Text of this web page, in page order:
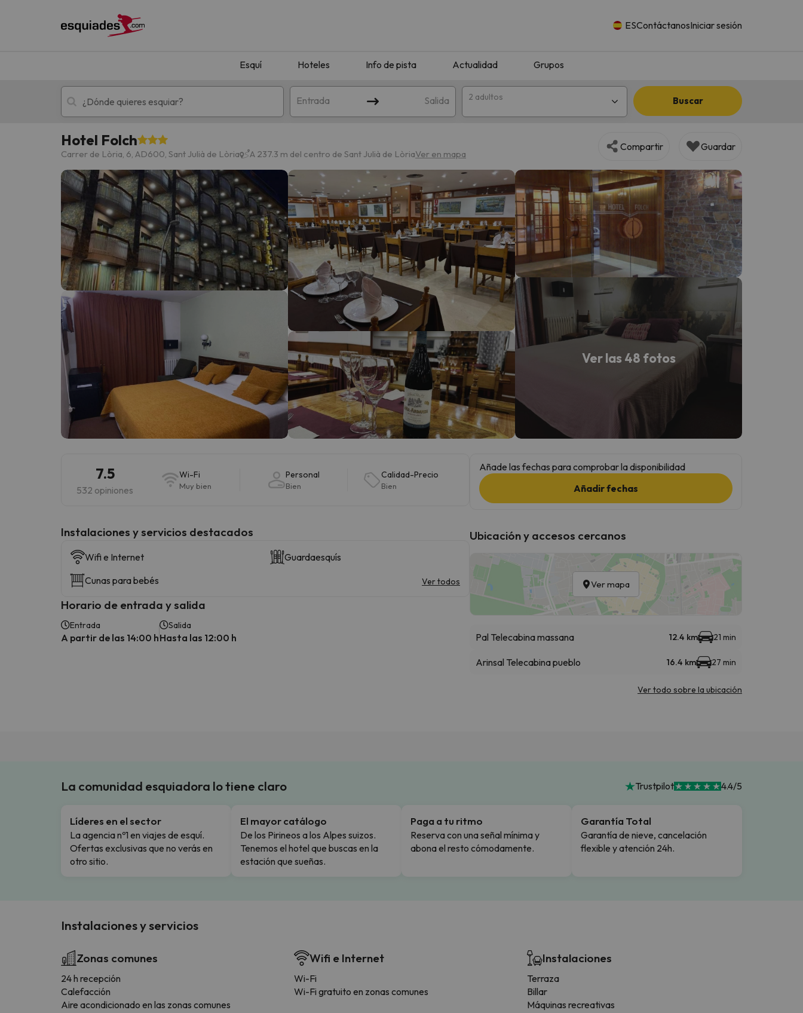
ESContáctanosIniciar sesión
Esquí Hoteles Info de pista Actualidad Grupos
Entrada Salida 2 adultos Buscar
Esquí Escapadas
¡Vaya! No hemos encontrado ningún resultado que coincida con tu búsqueda. Prueba a modificar el destino.
¡Vaya! Parece que nuestro buscador ha perdido el norte. En cuanto encuentre su brújula vuelve.
Hotel Folch
Carrer de Lòria, 6, AD600, Sant Julià de Lòria A 237.3 m del centro de Sant Julià de LòriaVer en mapa
Compartir Guardar
Ver las 48 fotos
7.5
532 opiniones
Wi-Fi
Muy bien
Personal
Bien
Calidad-Precio
Bien
Instalaciones y servicios destacados
Wifi e Internet
Guardaesquís
Cunas para bebés
Ver todos
Horario de entrada y salida
Entrada
A partir de las 14:00 h
Salida
Hasta las 12:00 h
Añade las fechas para comprobar la disponibilidad
Añadir fechas
Ubicación y accesos cercanos
Ver mapa
Pal Telecabina massana 12.4 km 21 min
Arinsal Telecabina pueblo 16.4 km 27 min
Ver todo sobre la ubicación
La comunidad esquiadora lo tiene claro Trustpilot 4.4/5
Líderes en el sector
La agencia nº1 en viajes de esquí.
Ofertas exclusivas que no verás en
otro sitio.
El mayor catálogo
De los Pirineos a los Alpes suizos.
Tenemos el hotel que buscas en la
estación que sueñas.
Paga a tu ritmo
Reserva con una señal mínima y
abona el resto cómodamente.
Garantía Total
Garantía de nieve, cancelación
flexible y atención 24h.
Instalaciones y servicios
Zonas comunes
24 h recepción
Calefacción
Aire acondicionado en las zonas comunes
Wifi e Internet
Wi-Fi
Wi-Fi gratuito en zonas comunes
Instalaciones
Terraza
Billar
Máquinas recreativas